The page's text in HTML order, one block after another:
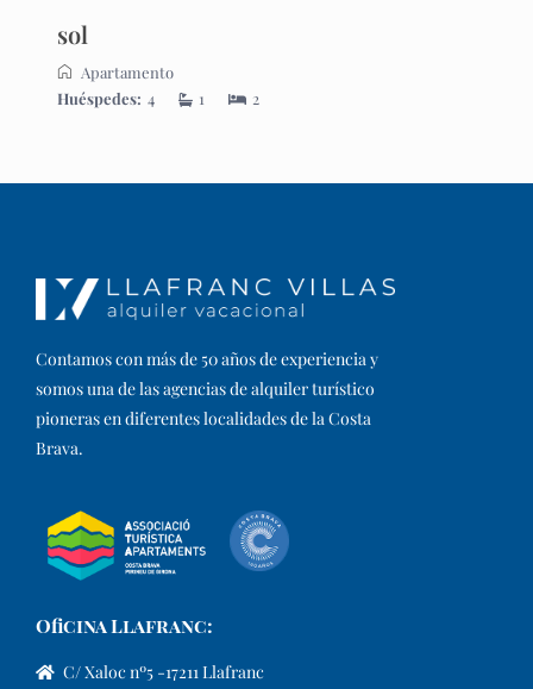
sol
Apartamento
Huéspedes: 4 1 2
Contamos con más de 50 años de experiencia y
somos una de las agencias de alquiler turístico
pioneras en diferentes localidades de la Costa
Brava.​
Oficina Llafranc:
C/ Xaloc nº5 -17211 Llafranc